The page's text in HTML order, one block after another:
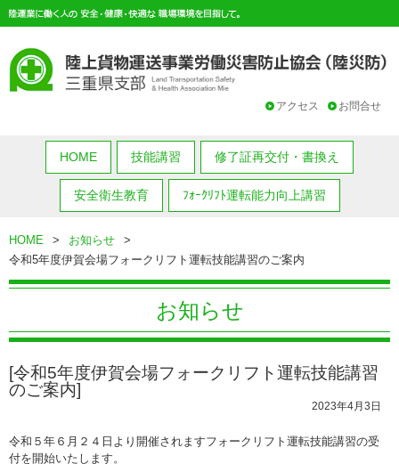
お問合せ
アクセス
HOME 技能講習 修了証再交付・書換え
安全衛生教育 ﾌｫｰｸﾘﾌﾄ運転能力向上講習
HOME > お知らせ
>
令和5年度伊賀会場フォークリフト運転技能講習のご案内
お知らせ
[令和5年度伊賀会場フォークリフト運転技能講習
のご案内]
2023年4月3日
令和５年６月２４日より開催されますフォークリフト運転技能講習の受
付を開始いたします。